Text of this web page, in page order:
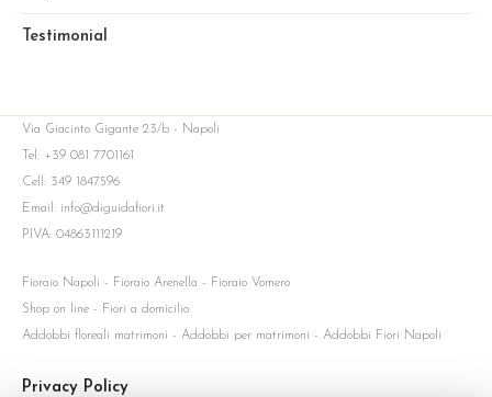
Testimonial
Via Giacinto Gigante 23/b - Napoli
Tel: +39 081 7701161
Cell: 349 1847596
Email: info@diguidafiori.it
P.IVA: 04863111219
Fioraio Napoli - Fioraio Arenella - Fioraio Vomero
Shop on line - Fiori a domicilio
Addobbi floreali matrimoni - Addobbi per matrimoni - Addobbi Fiori Napoli
Privacy Policy